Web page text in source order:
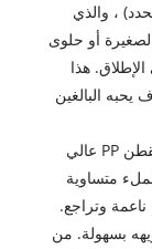
، والذي
أو حلوى
هذا
البالغين
التعبئة الكاملة: تمتلئ البطن بكمية كافية من القطن PP عالي
متساوية
وتراجع.
بسهولة. من